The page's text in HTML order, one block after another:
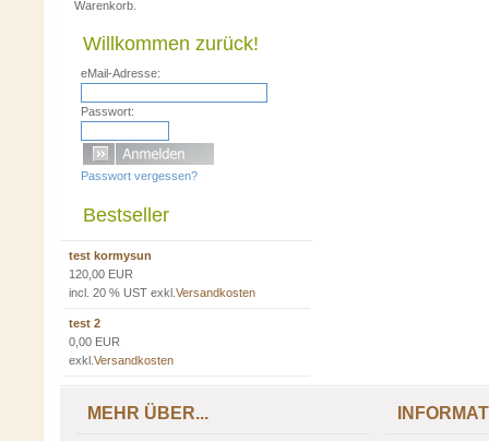
Warenkorb.
Willkommen zurück!
eMail-Adresse:
Passwort:
Passwort vergessen?
Bestseller
test kormysun
120,00 EUR
incl. 20 % UST exkl. Versandkosten
test 2
0,00 EUR
exkl. Versandkosten
MEHR ÜBER...